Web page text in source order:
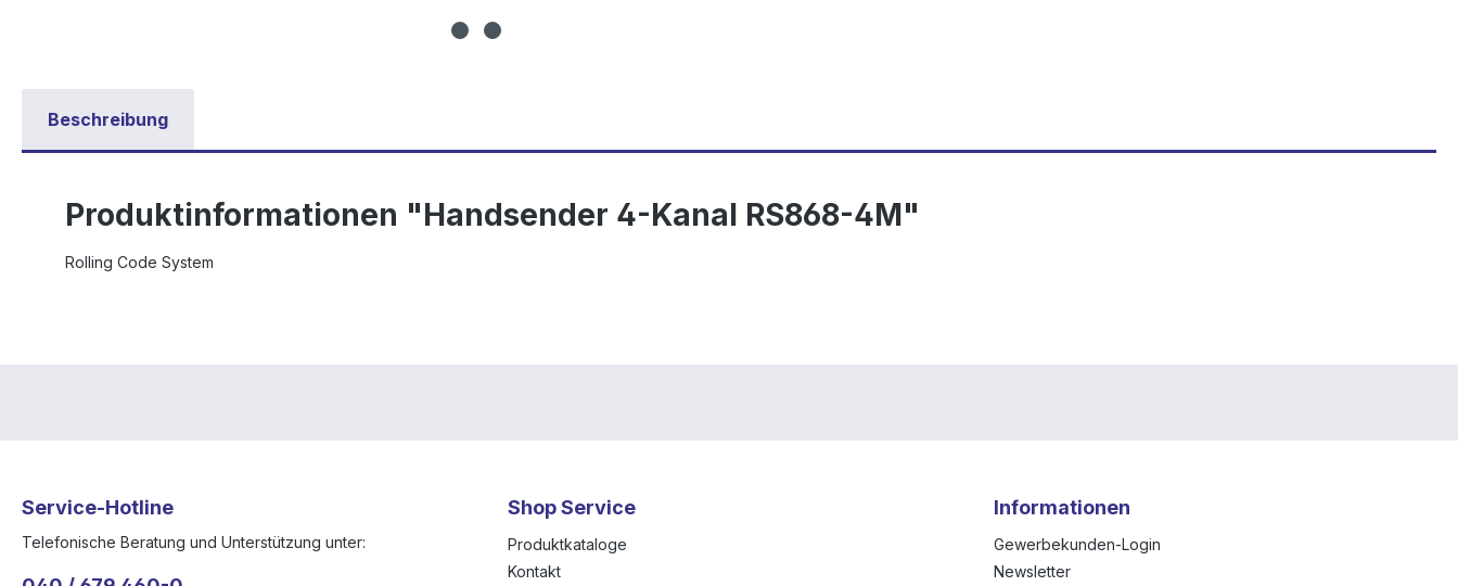
Beschreibung
Produktinformationen "Handsender 4-Kanal RS868-4M"
Rolling Code System
Service-Hotline
Telefonische Beratung und Unterstützung unter:
Shop Service
Produktkataloge
Kontakt
Informationen
Gewerbekunden-Login
Newsletter